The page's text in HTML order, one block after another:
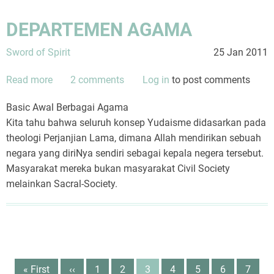
DEPARTEMEN AGAMA
Sword of Spirit 25 Jan 2011
Read more about
AGAMA
2 comments Log in to post comments
Basic Awal Berbagai Agama
Kita tahu bahwa seluruh konsep Yudaisme didasarkan pada
theologi Perjanjian Lama, dimana Allah mendirikan sebuah
negara yang diriNya sendiri sebagai kepala negera tersebut.
Masyarakat mereka bukan masyarakat Civil Society
melainkan Sacral-Society.
First
« First
Previous
‹‹ Page
1 Page
2 Page
3 Page
4 Page
5 Page
6 Page
7